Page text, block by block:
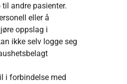
andre pasienter.
eller å
oppslag i
ikke selv logge seg
i forbindelse med